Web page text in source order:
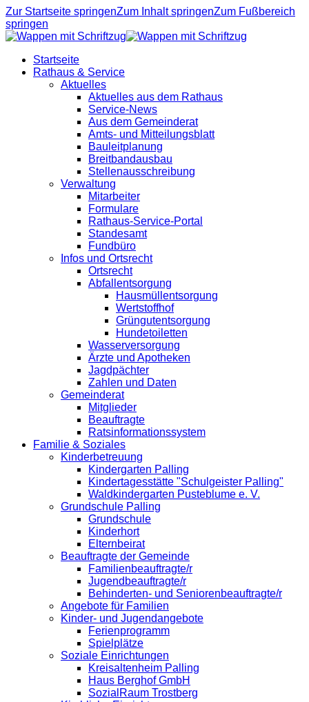
Zur Startseite springenZum Inhalt springenZum Fußbereich
springen
Startseite
Rathaus & Service
Aktuelles
Aktuelles aus dem Rathaus
Service-News
Aus dem Gemeinderat
Amts- und Mitteilungsblatt
Bauleitplanung
Breitbandausbau
Stellenausschreibung
Verwaltung
Mitarbeiter
Formulare
Rathaus-Service-Portal
Standesamt
Fundbüro
Infos und Ortsrecht
Ortsrecht
Abfallentsorgung
Hausmüllentsorgung
Wertstoffhof
Grüngutentsorgung
Hundetoiletten
Wasserversorgung
Ärzte und Apotheken
Jagdpächter
Zahlen und Daten
Gemeinderat
Mitglieder
Beauftragte
Ratsinformationssystem
Familie & Soziales
Kinderbetreuung
Kindergarten Palling
Kindertagesstätte "Schulgeister Palling"
Waldkindergarten Pusteblume e. V.
Grundschule Palling
Grundschule
Kinderhort
Elternbeirat
Beauftragte der Gemeinde
Familienbeauftragte/r
Jugendbeauftragte/r
Behinderten- und Seniorenbeauftragte/r
Angebote für Familien
Kinder- und Jugendangebote
Ferienprogramm
Spielplätze
Soziale Einrichtungen
Kreisaltenheim Palling
Haus Berghof GmbH
SozialRaum Trostberg